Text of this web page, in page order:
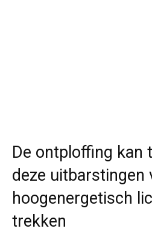
De ontploffing kan
deze uitbarstingen
hoogenergetisch
trekken